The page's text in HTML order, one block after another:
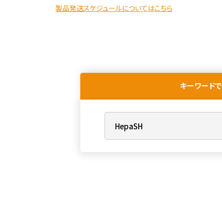
製品発送スケジュールについてはこちら
キーワード